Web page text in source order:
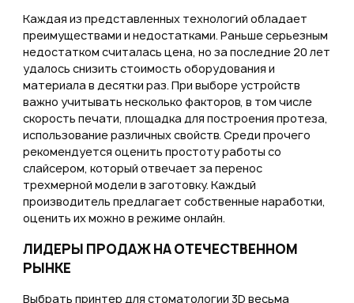
Каждая из представленных технологий обладает
преимуществами и недостатками. Раньше серьезным
недостатком считалась цена, но за последние 20 лет
удалось снизить стоимость оборудования и
материала в десятки раз. При выборе устройств
важно учитывать несколько факторов, в том числе
скорость печати, площадка для построения протеза,
использование различных свойств. Среди прочего
рекомендуется оценить простоту работы со
слайсером, который отвечает за перенос
трехмерной модели в заготовку. Каждый
производитель предлагает собственные наработки,
оценить их можно в режиме онлайн.
ЛИДЕРЫ ПРОДАЖ НА ОТЕЧЕСТВЕННОМ
РЫНКЕ
Выбрать принтер для стоматологии 3D весьма